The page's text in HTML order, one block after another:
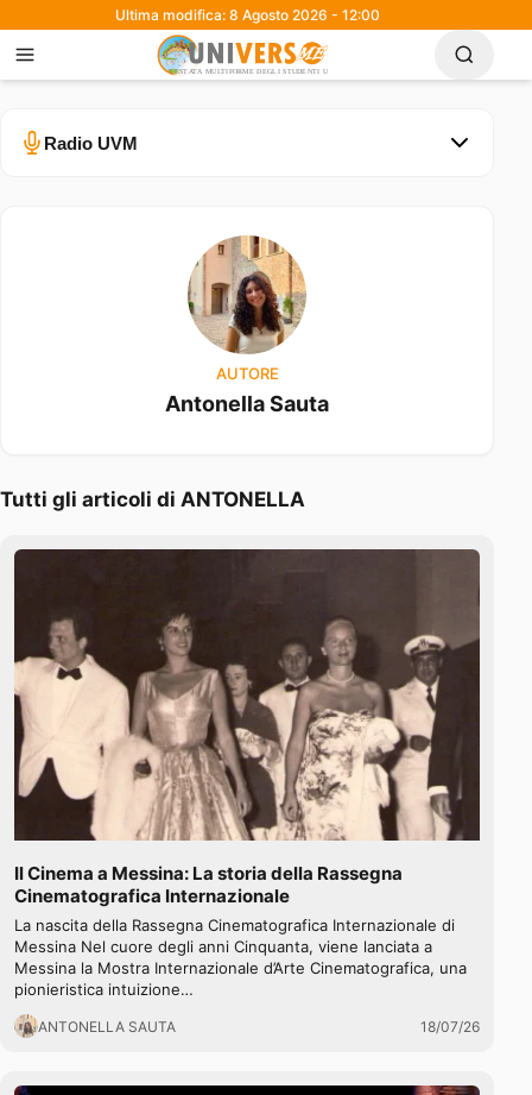
Ultima modifica: 8 Agosto 2026 - 12:00
AUTORE
Antonella Sauta
Tutti gli articoli di ANTONELLA
Il Cinema a Messina: La storia della Rassegna
Cinematografica Internazionale
La nascita della Rassegna Cinematografica Internazionale di
Messina Nel cuore degli anni Cinquanta, viene lanciata a
Messina la Mostra Internazionale d’Arte Cinematografica, una
pionieristica intuizione…
ANTONELLA SAUTA 18/07/26
Radio UVM
Errore nel caricamento.
Ascolta su Spotify